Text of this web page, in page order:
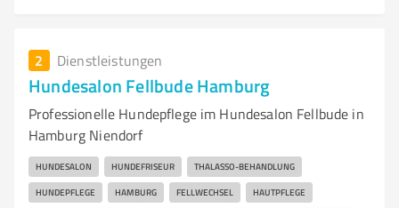
2 Dienstleistungen
Hundesalon Fellbude Hamburg
Professionelle Hundepflege im Hundesalon Fellbude in
Hamburg Niendorf
HUNDESALON HUNDEFRISEUR THALASSO-BEHANDLUNG
HUNDEPFLEGE HAMBURG FELLWECHSEL HAUTPFLEGE